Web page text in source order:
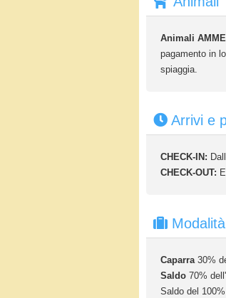
Animali
pagamento in
spiaggia.
Arrivi e
CHECK-IN:
CHECK-OUT:
Caparra 30%
Saldo 70%
Saldo del